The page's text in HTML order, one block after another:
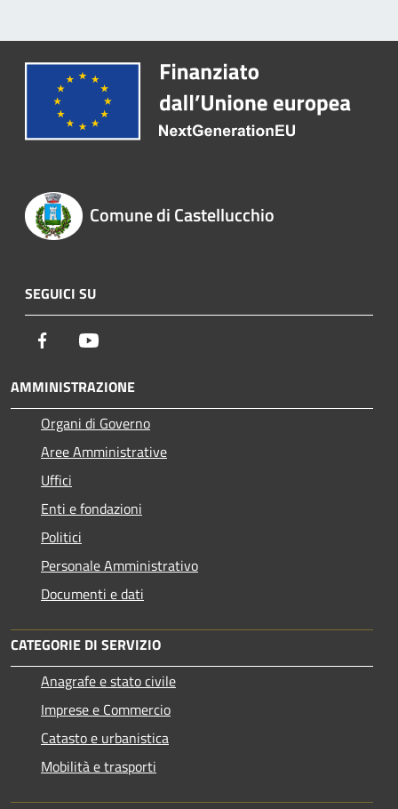
Comune di Castellucchio
SEGUICI SU
Facebook
AMMINISTRAZIONE
Organi di Governo
Aree Amministrative
Uffici
Enti e fondazioni
Politici
Personale Amministrativo
Documenti e dati
CATEGORIE DI SERVIZIO
Anagrafe e stato civile
Imprese e Commercio
Catasto e urbanistica
Mobilità e trasporti